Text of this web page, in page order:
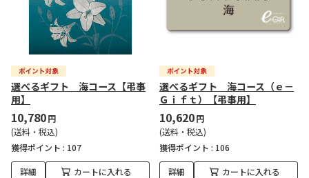
選べるギフト 海コース【弔事
用】
10,780円
(送料・税込)
獲得ポイント : 107
詳細 カートに入れる
選べるギフト 海コース（ｅ－
Ｇｉｆｔ）【弔事用】
10,620円
(送料・税込)
獲得ポイント : 106
詳細 カートに入れる